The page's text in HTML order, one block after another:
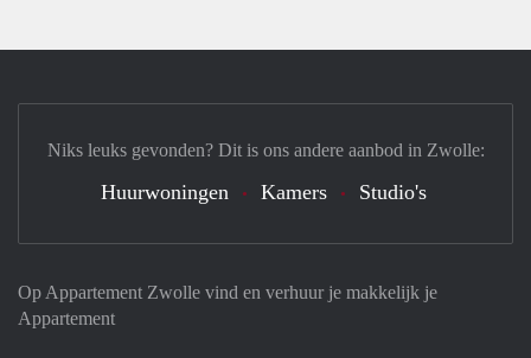
Op Appartement Zwolle vind en verhuur je makkelijk je
Appartement
Niks leuks gevonden? Dit is ons andere aanbod in Zwolle:
Huurwoningen Kamers Studio's